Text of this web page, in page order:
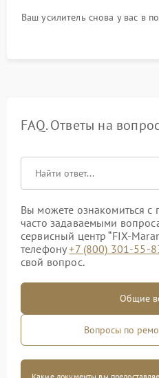
Ваш усилитель снова у вас в
FAQ. Ответы на
Вы можете ознакомиться
часто задаваемыми
сервисный центр “FIX-
телефону+7 (800) 301-55-
свой вопрос.
Общие
Вопросы по